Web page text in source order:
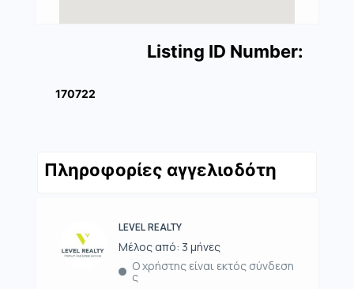
Listing ID Number:
170722
Πληροφορίες αγγελιοδότη
LEVEL REALTY
Μέλος από: 3 μήνες
Ο χρήστης είναι εκτός σύνδεση
ς